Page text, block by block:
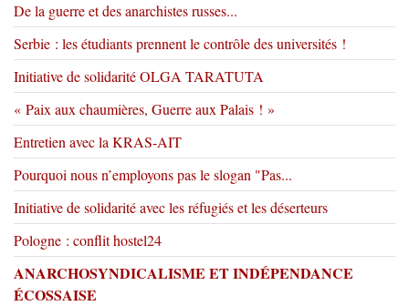
De la guerre et des anarchistes russes...
Serbie : les étudiants prennent le contrôle des universités !
Initiative de solidarité OLGA TARATUTA
« Paix aux chaumières, Guerre aux Palais ! »
Entretien avec la KRAS-AIT
Pourquoi nous n’employons pas le slogan "Pas...
Initiative de solidarité avec les réfugiés et les déserteurs
Pologne : conflit hostel24
ANARCHOSYNDICALISME ET INDÉPENDANCE
ÉCOSSAISE